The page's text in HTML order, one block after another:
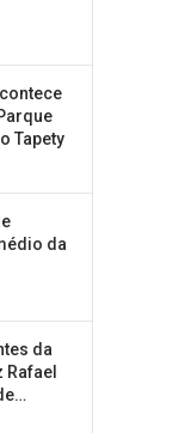
Tapety
da
da
Rafael